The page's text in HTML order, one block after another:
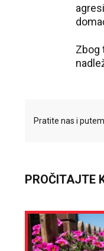
Zbog
Pratite nas i
PROČITAJTE